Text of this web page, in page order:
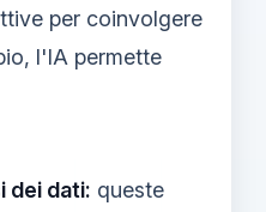
per coinvolgere
l'IA permette
dei dati: queste